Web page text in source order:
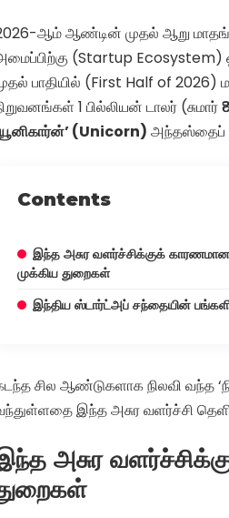
ஆம் ஆண்டின் முதல் ஆறு
(Startup
பாதியில் (First Half of 2026)
1 பில்லியன் டாலர் (சுமார்
(Unicorn) அந்தஸ்தைப்
Contents
இந்த அசுர வளர்ச்சிக்குக் காரணமான
முக்கிய துறைகள்
இந்திய ஸ்டார்ட்அப் சந்தையின்
சில ஆண்டுகளாக நிலவி வந்த
இந்த அசுர வளர்ச்சி
அசுர